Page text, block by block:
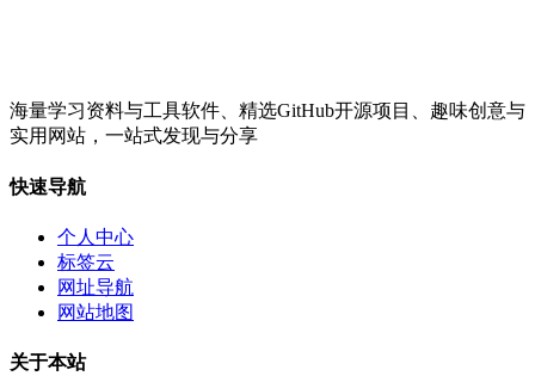
海量学习资料与工具软件、精选GitHub开源项目、趣味创意与
实用网站，一站式发现与分享
快速导航
个人中心
标签云
网址导航
网站地图
关于本站